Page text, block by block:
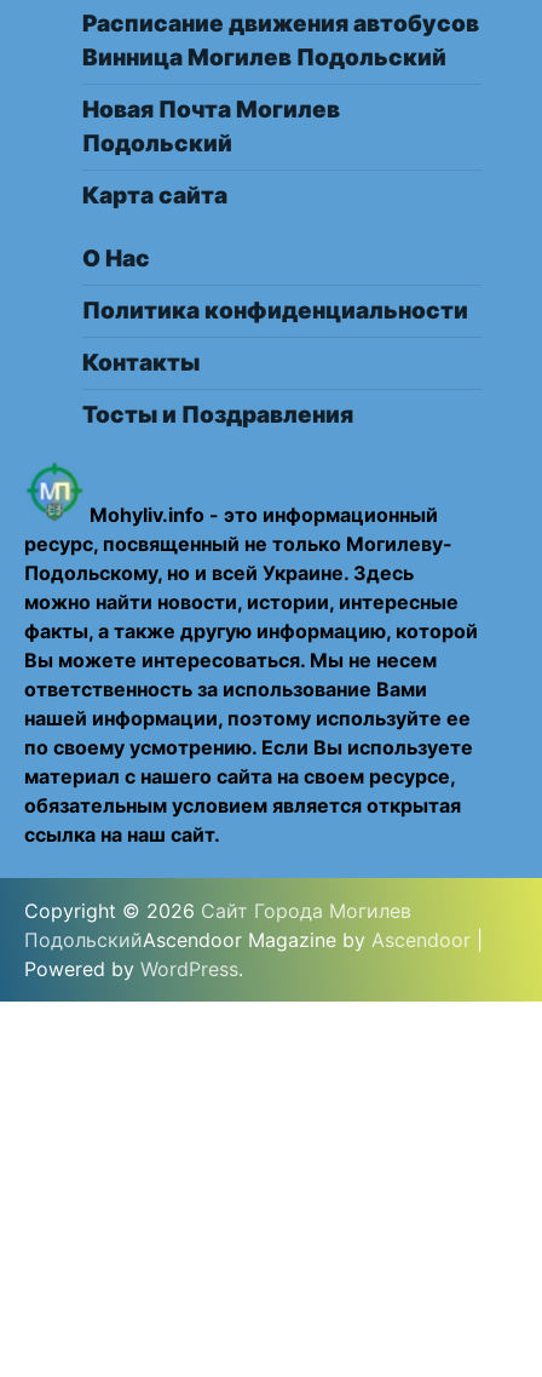
Расписание движения автобусов
Винница Могилев Подольский
Новая Почта Могилев
Подольский
Карта сайта
О Нас
Политика конфиденциальности
Контакты
Тосты и Поздравления
Mohyliv.info - это информационный
ресурс, посвященный не только Могилеву-
Подольскому, но и всей Украине. Здесь
можно найти новости, истории, интересные
факты, а также другую информацию, которой
Вы можете интересоваться. Мы не несем
ответственность за использование Вами
нашей информации, поэтому используйте ее
по своему усмотрению. Если Вы используете
материал с нашего сайта на своем ресурсе,
обязательным условием является открытая
ссылка на наш сайт.
Copyright © 2026 Сайт Города Могилев
ПодольскийAscendoor Magazine by Ascendoor
Powered by WordPress.